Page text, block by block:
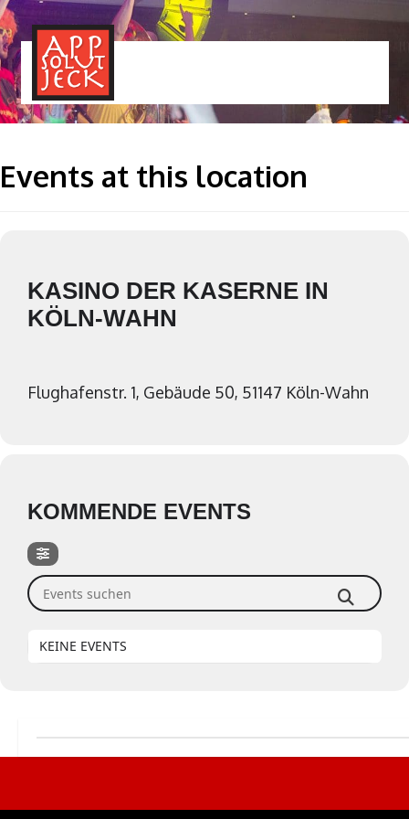
Events at this location
KASINO DER KASERNE IN
KÖLN-WAHN
Flughafenstr. 1, Gebäude 50, 51147 Köln-Wahn
KOMMENDE EVENTS
Events suchen
KEINE EVENTS